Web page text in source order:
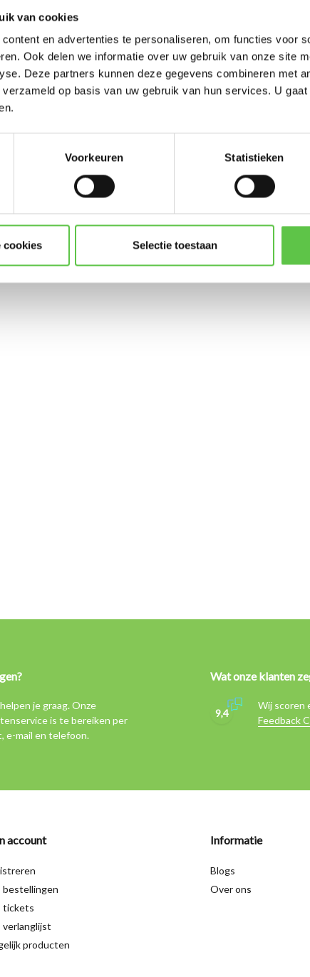
van cookies
en advertenties te personaliseren, om functies voor
Ook delen we informatie over uw gebruik van onze site
Deze partners kunnen deze gegevens combineren met
op basis van uw gebruik van hun services. U
Voorkeuren Statistieken
cookies Selectie toestaan
48LP-10YR licentie
je graag. Onze
is te bereiken per
e-mail en telefoon.
Wat onze klanten
9,4
Wij scoren
Feedback
account
bestellingen
tickets
verlanglijst
producten
Informatie
Blogs
Over ons
Updates, acties &
E-mailadres*
* Lees hier de wettelijke